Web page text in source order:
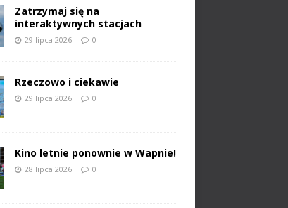
Zatrzymaj się na
interaktywnych stacjach
29 lipca 2026 0
Rzeczowo i ciekawie
29 lipca 2026 0
Kino letnie ponownie w Wapnie!
28 lipca 2026 0